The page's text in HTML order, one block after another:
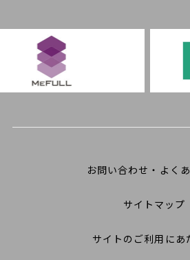
お問い合わせ・よく
サイトマップ
サイトのご利用にあ